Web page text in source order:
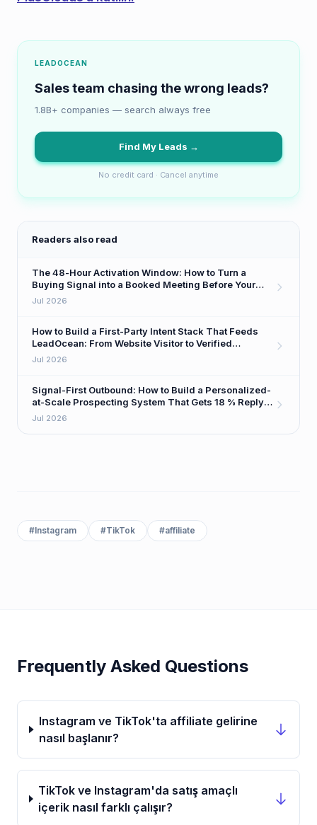
LEADOCEAN
Sales team chasing the wrong leads?
1.8B+ companies — search always free
Find My Leads →
No credit card · Cancel anytime
Readers also read
The 48-Hour Activation Window: How to Turn a
Buying Signal into a Booked Meeting Before Your
Competitor Even Sees It
Jul 2026
How to Build a First-Party Intent Stack That Feeds
LeadOcean: From Website Visitor to Verified
Decision-Maker in One Workflow
Jul 2026
Signal-First Outbound: How to Build a Personalized-
at-Scale Prospecting System That Gets 18 % Reply
Rates
Jul 2026
#Instagram #TikTok #affiliate
Frequently Asked Questions
Instagram ve TikTok'ta affiliate gelirine
nasıl başlanır?
TikTok ve Instagram'da satış amaçlı
içerik nasıl farklı çalışır?